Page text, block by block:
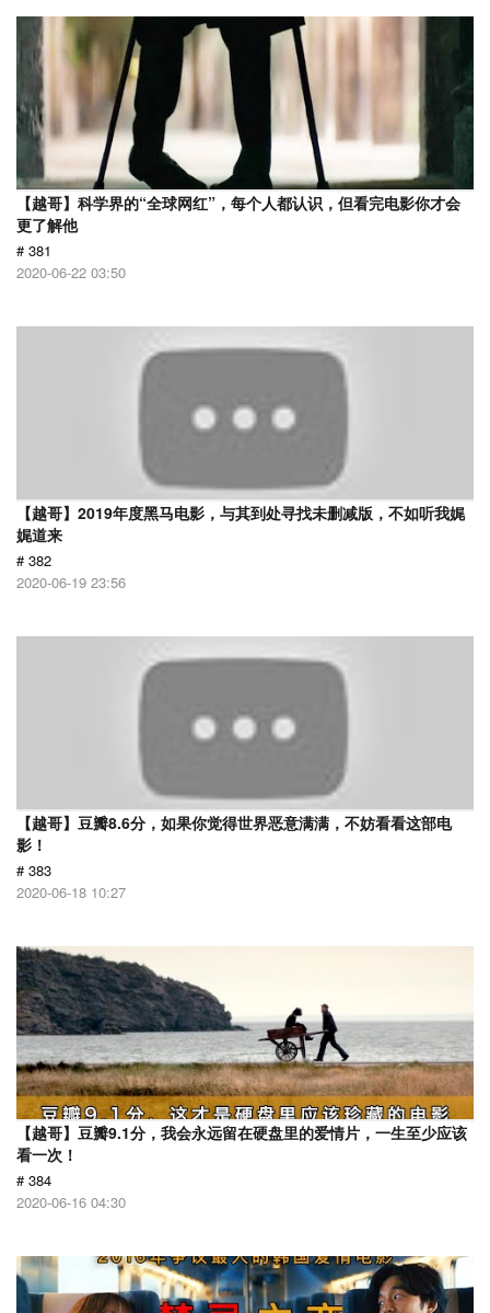
【越哥】科学界的“全球网红”，每个人都认识，但看完电影你才会
更了解他
# 381
2020-06-22 03:50
【越哥】2019年度黑马电影，与其到处寻找未删减版，不如听我娓
娓道来
# 382
2020-06-19 23:56
【越哥】豆瓣8.6分，如果你觉得世界恶意满满，不妨看看这部电
影！
# 383
2020-06-18 10:27
【越哥】豆瓣9.1分，我会永远留在硬盘里的爱情片，一生至少应该
看一次！
# 384
2020-06-16 04:30